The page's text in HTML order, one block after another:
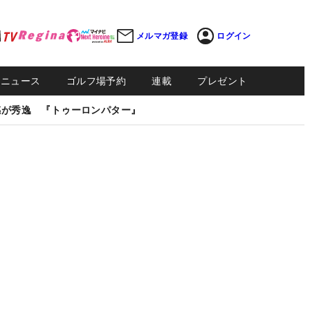
メルマガ登録 ログイン
ュース ゴルフ場予約 連載 プレゼント
秀逸 『トゥーロンパター』